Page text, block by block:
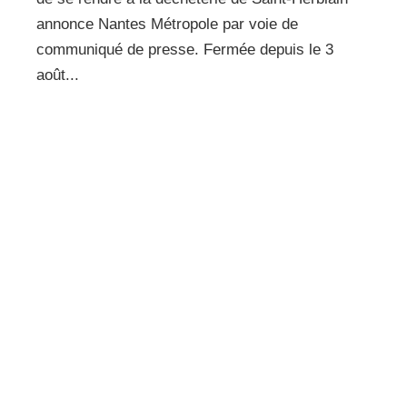
annonce Nantes Métropole par voie de
communiqué de presse. Fermée depuis le 3
août...